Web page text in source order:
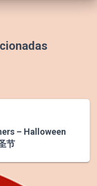
– Halloween
节